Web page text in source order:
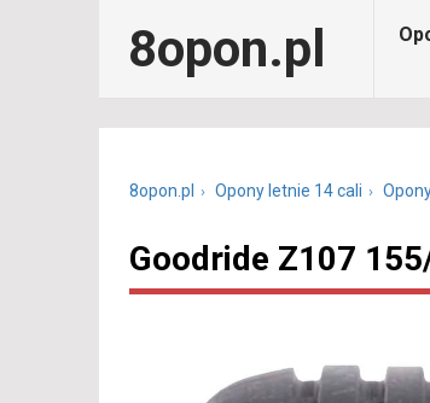
8opon.pl
8opon.pl Opony letnie 14 cali
Goodride Z107